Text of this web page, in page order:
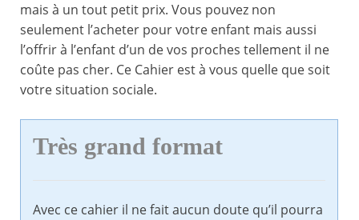
mais à un tout petit prix. Vous pouvez non
seulement l’acheter pour votre enfant mais aussi
l’offrir à l’enfant d’un de vos proches tellement il ne
coûte pas cher. Ce Cahier est à vous quelle que soit
votre situation sociale.
Très grand format
Avec ce cahier il ne fait aucun doute qu’il pourra